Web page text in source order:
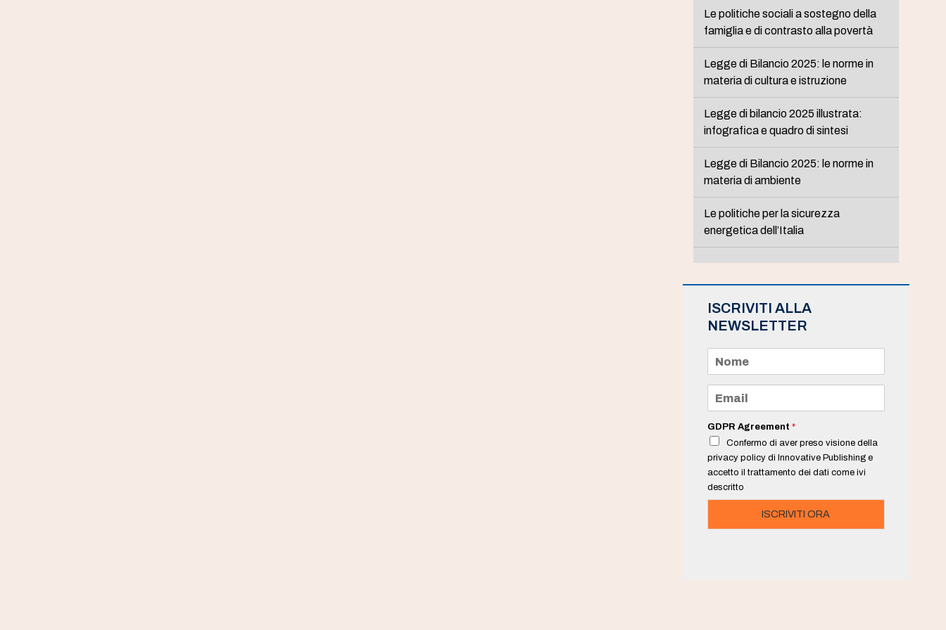
Le politiche sociali a sostegno della
famiglia e di contrasto alla povertà
Legge di Bilancio 2025: le norme in
materia di cultura e istruzione
Legge di bilancio 2025 illustrata:
infografica e quadro di sintesi
Legge di Bilancio 2025: le norme in
materia di ambiente
Le politiche per la sicurezza
energetica dell’Italia
ISCRIVITI ALLA
NEWSLETTER
m
e
a
i
*
GDPR Agreement *
Confermo di aver preso visione della
privacy policy di Innovative Publishing e
accetto il trattamento dei dati come ivi
descritto
ISCRIVITI ORA